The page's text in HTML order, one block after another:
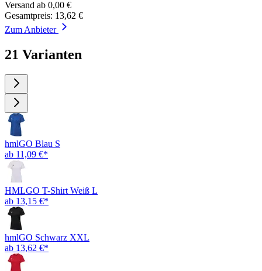
Versand ab 0,00 €
Gesamtpreis: 13,62 €
Zum Anbieter
21 Varianten
hmlGO Blau S
ab 11,09 €*
HMLGO T-Shirt Weiß L
ab 13,15 €*
hmlGO Schwarz XXL
ab 13,62 €*